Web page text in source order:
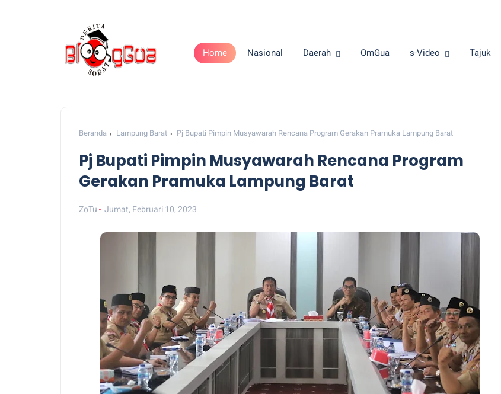
Home Nasional Daerah OmGua s-Video Tajuk
Beranda Lampung Barat Pj Bupati Pimpin Musyawarah Rencana Program Gerakan Pramuka Lampung Barat
Pj Bupati Pimpin Musyawarah Rencana Program
Gerakan Pramuka Lampung Barat
ZoTu Jumat, Februari 10, 2023